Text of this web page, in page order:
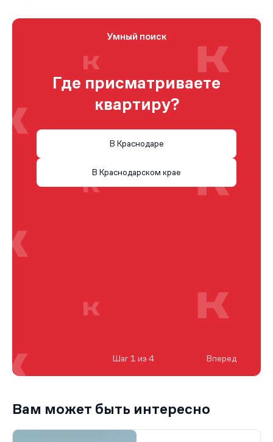
Умный поиск
Где присматриваете
квартиру?
В Краснодаре
В Краснодарском крае
Шаг 1 из 4 Вперед
Вам может быть интересно